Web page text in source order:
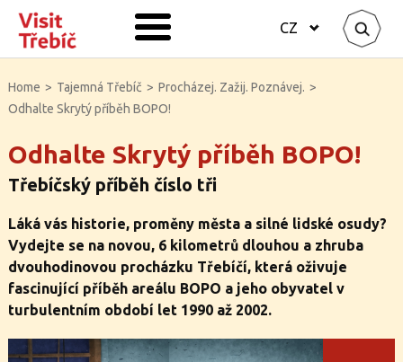
CZ
Home > Tajemná Třebíč > Procházej. Zažij. Poznávej. >
Odhalte Skrytý příběh BOPO!
Odhalte Skrytý příběh BOPO!
Třebíčský příběh číslo tři
Láká vás historie, proměny města a silné lidské osudy?
Vydejte se na novou, 6 kilometrů dlouhou a zhruba
dvouhodinovou procházku Třebíčí, která oživuje
fascinující příběh areálu BOPO a jeho obyvatel v
turbulentním období let 1990 až 2002.